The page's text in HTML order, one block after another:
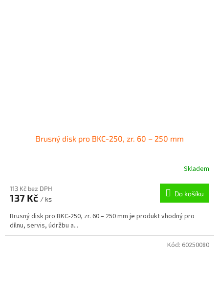
Brusný disk pro BKC-250, zr. 60 – 250 mm
Skladem
113 Kč bez DPH
137 Kč / ks
Do košíku
Brusný disk pro BKC-250, zr. 60 – 250 mm je produkt vhodný pro
dílnu, servis, údržbu a...
Kód: 60250080